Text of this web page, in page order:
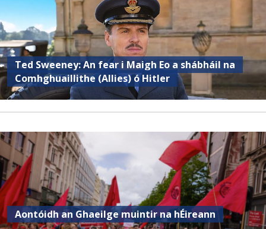
Ted Sweeney: An fear i Maigh Eo a shábháil na
Comhghuaillithe (Allies) ó Hitler
Aontóidh an Ghaeilge muintir na hÉireann